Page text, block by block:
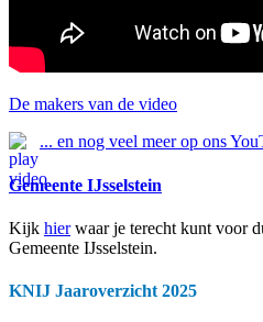
De makers van de video
... en nog veel meer op ons
Gemeente IJsselstein
Kijk hierwaar je terecht kunt voor
Gemeente IJsselstein.
KNIJ Jaaroverzicht 2025